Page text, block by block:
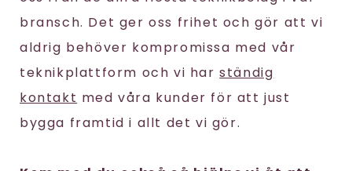
bransch. Det ger oss frihet och gör att vi
aldrig behöver kompromissa med vår
teknikplattform och vi harständig
kontakt med våra kunder för att just
bygga framtid i allt det vi gör.